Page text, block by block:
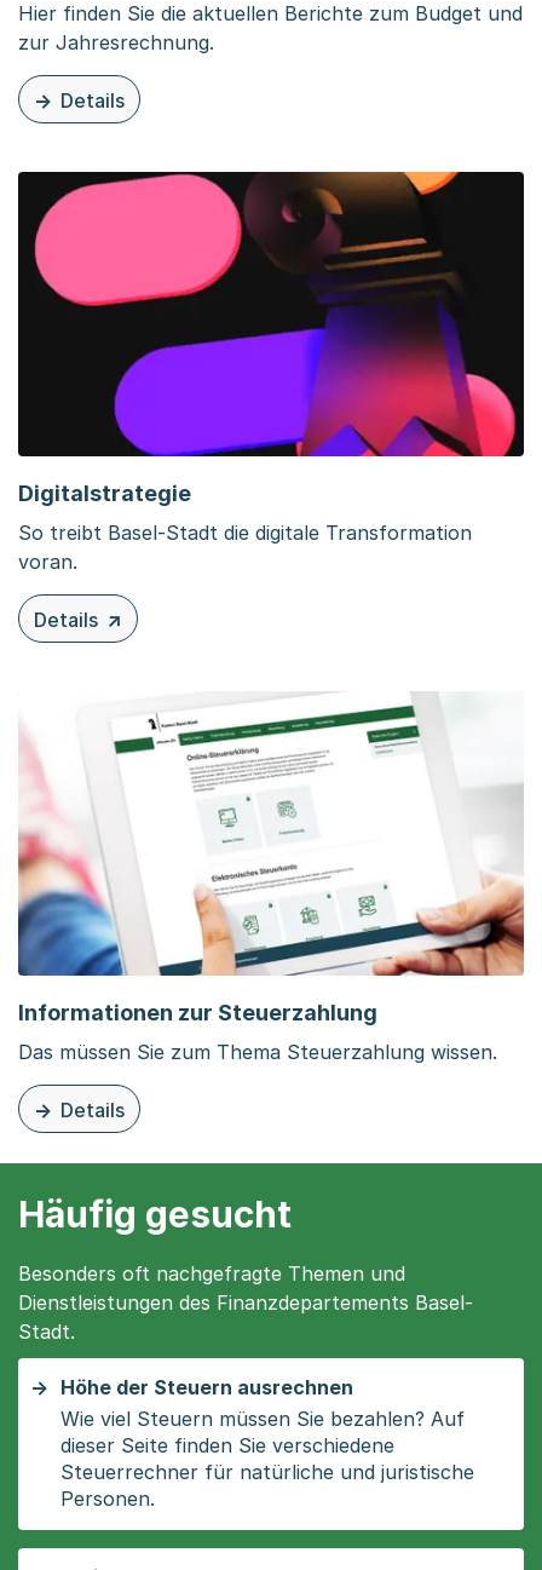
Hier finden Sie die aktuellen Berichte zum Budget und
zur Jahresrechnung.
Details
zu dieser Organisationsseite: Budget und Jahresbericht
Digitalstrategie
So treibt Basel-Stadt die digitale Transformation
voran.
Details
zu diesem Inhalt: Digitalstrategie
Informationen zur Steuerzahlung
Das müssen Sie zum Thema Steuerzahlung wissen.
Details
zu diesem Thema: Informationen zur Steuerzahlung
Häufig gesucht
Besonders oft nachgefragte Themen und
Dienstleistungen des Finanzdepartements Basel-
Stadt.
Höhe der Steuern ausrechnen
Wie viel Steuern müssen Sie bezahlen? Auf
dieser Seite finden Sie verschiedene
Steuerrechner für natürliche und juristische
Personen.